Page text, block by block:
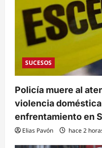
SUCESOS
Policía muere al
violencia
enfrentamiento en
Elias Pavón hace 2